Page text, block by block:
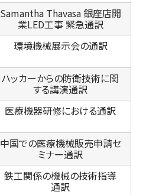
Samantha Thavasa 銀座店開
業LED工事 緊急通訳
環境機械展示会の通訳
ハッカーからの防衛技術に関
する講演通訳
医療機器研修における通訳
中国での医療機械販売申請セ
ミナー通訳
鉄工関係の機械の技術指導
通訳